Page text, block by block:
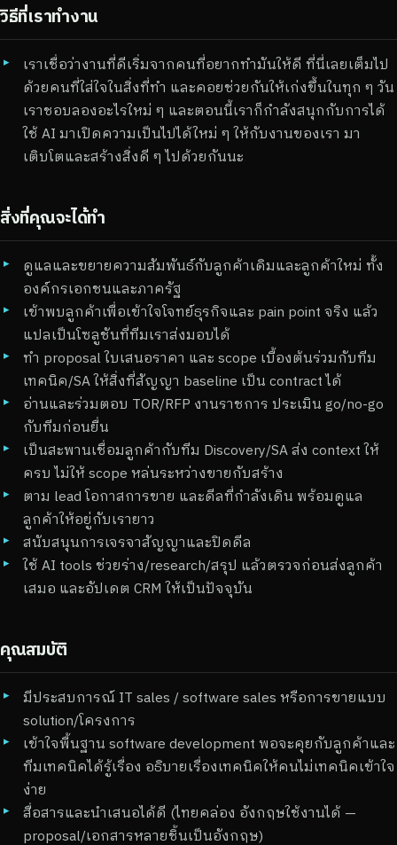
วิธีที่เราทำงาน
เราเชื่อว่างานที่ดีเริ่มจากคนที่อยากทำมันให้ดี ที่นี่เลยเต็มไป
ด้วยคนที่ใส่ใจในสิ่งที่ทำ และคอยช่วยกันให้เก่งขึ้นในทุก ๆ วัน
เราชอบลองอะไรใหม่ ๆ และตอนนี้เราก็กำลังสนุกกับการได้
ใช้ AI มาเปิดความเป็นไปได้ใหม่ ๆ ให้กับงานของเรา มา
เติบโตและสร้างสิ่งดี ๆ ไปด้วยกันนะ
สิ่งที่คุณจะได้ทำ
ดูแลและขยายความสัมพันธ์กับลูกค้าเดิมและลูกค้าใหม่ ทั้ง
องค์กรเอกชนและภาครัฐ
เข้าพบลูกค้าเพื่อเข้าใจโจทย์ธุรกิจและ pain point จริง แล้ว
แปลเป็นโซลูชันที่ทีมเราส่งมอบได้
ทำ proposal ใบเสนอราคา และ scope เบื้องต้นร่วมกับทีม
เทคนิค/SA ให้สิ่งที่สัญญา baseline เป็น contract ได้
อ่านและร่วมตอบ TOR/RFP งานราชการ ประเมิน go/no-go
กับทีมก่อนยื่น
เป็นสะพานเชื่อมลูกค้ากับทีม Discovery/SA ส่ง context ให้
ครบ ไม่ให้ scope หล่นระหว่างขายกับสร้าง
ตาม lead โอกาสการขาย และดีลที่กำลังเดิน พร้อมดูแล
ลูกค้าให้อยู่กับเรายาว
สนับสนุนการเจรจาสัญญาและปิดดีล
ใช้ AI tools ช่วยร่าง/research/สรุป แล้วตรวจก่อนส่งลูกค้า
เสมอ และอัปเดต CRM ให้เป็นปัจจุบัน
คุณสมบัติ
มีประสบการณ์ IT sales / software sales หรือการขายแบบ
solution/โครงการ
เข้าใจพื้นฐาน software development พอจะคุยกับลูกค้าและ
ทีมเทคนิคได้รู้เรื่อง อธิบายเรื่องเทคนิคให้คนไม่เทคนิคเข้าใจ
ง่าย
สื่อสารและนำเสนอได้ดี (ไทยคล่อง อังกฤษใช้งานได้ —
proposal/เอกสารหลายชิ้นเป็นอังกฤษ)